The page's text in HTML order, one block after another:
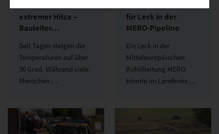
extremer Hitze –
Bauleiter…
Seit Tagen steigen die
Temperaturen auf über
30 Grad. Während viele
Menschen …
für Leck in der
MERO-Pipeline
Ein Leck in der
Mitteleuropäischen
Rohölleitung MERO
könnte im Landkreis …